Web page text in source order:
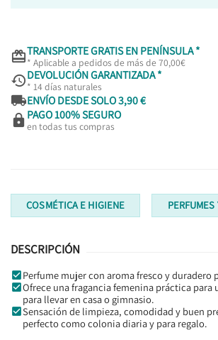
TRANSPORTE GRATIS EN PENÍNSULA *
* Aplicable a pedidos de más de 70,00€
DEVOLUCIÓN GARANTIZADA *
* 14 días naturales
ENVÍO DESDE SOLO 3,90 €
 PAGO 100% SEGURO
en todas tus compras
COSMÉTICA E HIGIENE
DESCRIPCIÓN
Perfume mujer con aroma fresco y duradero
Ofrece una fragancia femenina práctica para
para llevar en casa o gimnasio.
Sensación de limpieza, comodidad y buen
perfecto como colonia diaria y para regalo.